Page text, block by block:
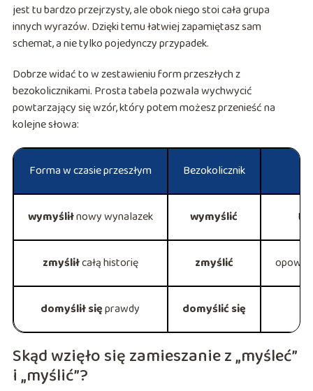
jest tu bardzo przejrzysty, ale obok niego stoi cała grupa
innych wyrazów. Dzięki temu łatwiej zapamiętasz sam
schemat, a nie tylko pojedynczy przypadek.
Dobrze widać to w zestawieniu form przeszłych z
bezokolicznikami. Prosta tabela pozwala wychwycić
powtarzający się wzór, który potem możesz przenieść na
kolejne słowa:
Forma w czasie przeszłym Bezokolicznik
wymyśliłnowy wynalazek wymyślić
zmyśliłcałą historię zmyślić
domyślił sięprawdy domyślić się
Skąd wzięło się zamieszanie z „myśleć”
i „myślić”?